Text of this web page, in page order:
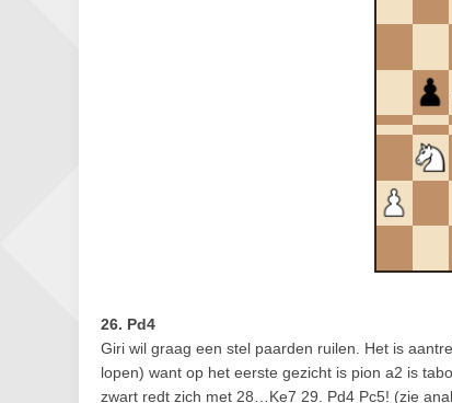
26. Pd4
Giri wil graag een stel paarden ruilen. Het is
lopen) want op het eerste gezicht is pion a2 is
zwart redt zich met 28…Ke7 29. Pd4 Pc5! (zie